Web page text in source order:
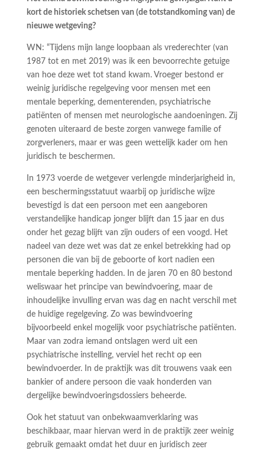
kort de historiek schetsen van (de totstandkoming van) de
nieuwe wetgeving?
WN: “Tijdens mijn lange loopbaan als vrederechter (van
1987 tot en met 2019) was ik een bevoorrechte getuige
van hoe deze wet tot stand kwam. Vroeger bestond er
weinig juridische regelgeving voor mensen met een
mentale beperking, dementerenden, psychiatrische
patiënten of mensen met neurologische aandoeningen. Zij
genoten uiteraard de beste zorgen vanwege familie of
zorgverleners, maar er was geen wettelijk kader om hen
juridisch te beschermen.
In 1973 voerde de wetgever verlengde minderjarigheid in,
een beschermingsstatuut waarbij op juridische wijze
bevestigd is dat een persoon met een aangeboren
verstandelijke handicap jonger blijft dan 15 jaar en dus
onder het gezag blijft van zijn ouders of een voogd. Het
nadeel van deze wet was dat ze enkel betrekking had op
personen die van bij de geboorte of kort nadien een
mentale beperking hadden. In de jaren 70 en 80 bestond
weliswaar het principe van bewindvoering, maar de
inhoudelijke invulling ervan was dag en nacht verschil met
de huidige regelgeving. Zo was bewindvoering
bijvoorbeeld enkel mogelijk voor psychiatrische patiënten.
Maar van zodra iemand ontslagen werd uit een
psychiatrische instelling, verviel het recht op een
bewindvoerder. In de praktijk was dit trouwens vaak een
bankier of andere persoon die vaak honderden van
dergelijke bewindvoeringsdossiers beheerde.
Ook het statuut van onbekwaamverklaring was
beschikbaar, maar hiervan werd in de praktijk zeer weinig
gebruik gemaakt omdat het duur en juridisch zeer